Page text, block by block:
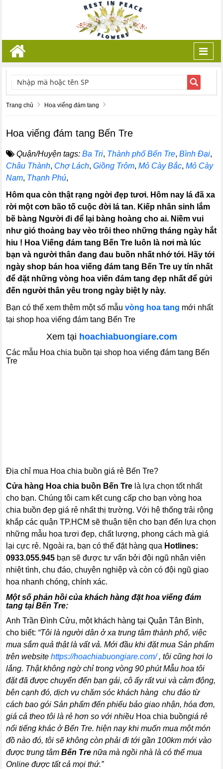
TÌM KIẾM
Trang chủ Hoa viếng đám tang
Hoa viếng đám tang Bến Tre
Quận/Huyện tags: Ba Tri, Thành phố Bến Tre,Bình Đại,
Châu Thành, Chợ Lách,Giồng Trôm,Mỏ Cày Bắc,Mỏ Cày
Nam, Thạnh Phú,
Hôm qua còn thật rạng ngời đẹp tươi. Hôm nay lá đã xa
rời một cơn bão tố cuộc đời lá tan. Kiếp nhân sinh lắm
bẽ bàng Người đi để lại bàng hoàng cho ai. Niềm vui
như gió thoảng bay vèo trôi theo những tháng ngày hắt
hiu ! Hoa Viếng đám tang Bến Tre luôn là nơi mà lúc
bạn và người thân đang đau buồn nhất nhớ tới. Hãy tới
ngày shop bán hoa viếng đám tang Bến Tre uy tín nhất
để đặt những vòng hoa viến đám tang đẹp nhất để gửi
đến người thân yêu trong ngày biệt ly này.
Bạn có thể xem thêm một số mẫu vòng hoa tang mới nhất
tại shop hoa viếng đám tang Bến Tre
Xem tại hoachiabuongiare.com
Các mẫu Hoa chia buồn tại shop hoa viếng đám tang Bến
Tre
Địa chỉ mua Hoa chia buồn giá rẻ Bến Tre?
Cửa hàng Hoa chia buồn Bến Tre là lựa chọn tốt nhất
cho bạn. Chúng tôi cam kết cung cấp cho bạn vòng hoa
chia buồn đẹp giá rẻ nhất thị trường. Với hệ thống trải rộng
khắp các quận TP.HCM sẽ thuận tiện cho bạn đến lựa chọn
những mẫu hoa tươi đẹp, chất lượng, phong cách mà giá
lại cực rẻ. Ngoài ra, bạn có thể đặt hàng qua Hotlines:
0933.055.945 bạn sẽ được tư vấn bởi đội ngũ nhân viên
nhiệt tình, chu đáo, chuyên nghiệp và còn có đội ngũ giao
hoa nhanh chóng, chính xác.
Một số phản hồi của khách hàng đặt hoa viếng đám
tang tại Bến Tre:
Anh Trần Đình Cửu, một khách hàng tại Quận Tân Bình,
cho biết: “Tôi là người dân ở xa trung tâm thành phố, việc
mua sắm quả thật là vất vả. Mới đầu khi đặt mua Sản phẩm
trên websitehttps://hoachiabuongiare.com/, tôi cũng hơi lo
lắng. Thật không ngờ chỉ trong vòng 90 phút Mẫu hoa tôi
đặt đã được chuyển đến bạn gái, cô ấy rất vui và cảm động,
bên cạnh đó, dịch vụ chăm sóc khách hàng chu đáo từ
cách bao gói Sản phẩm đến phiếu bảo giao nhận, hóa đơn,
giá cả theo tôi là rẻ hơn so với nhiều Hoa chia buồngiá rẻ
nổi tiếng khác ở Bến Tre. hiện nay khi muốn mua một món
đồ nào đó, tôi sẽ không còn phải đi tới gần 100km mới vào
được trung tâmBến Tre nữa mà ngồi nhà là có thể mua
Online được tất cả mọi thứ.”